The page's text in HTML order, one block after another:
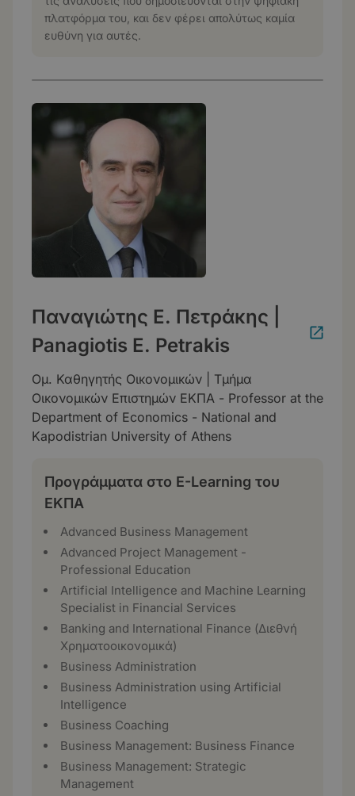
πλατφόρμα του, και δεν φέρει απολύτως καμία
ευθύνη για αυτές.
Παναγιώτης Ε. Πετράκης |
Panagiotis E. Petrakis
Ομ. Καθηγητής Οικονομικών | Τμήμα
Οικονομικών Επιστημών ΕΚΠΑ - Professor at the
Department of Economics - National and
Kapodistrian University of Athens
Προγράμματα στο E-Learning του
ΕΚΠΑ
Advanced Business Management
Advanced Project Management -
Professional Education
Artificial Intelligence and Machine Learning
Specialist in Financial Services
Banking and International Finance (Διεθνή
Χρηματοοικονομικά)
Business Administration
Business Administration using Artificial
Intelligence
Business Coaching
Business Management: Business Finance
Business Management: Strategic
Management